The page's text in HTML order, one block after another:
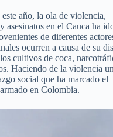
año, la ola de violencia,
asesinatos en el Cauca ha
de diferentes
ocurren a causa de su
cultivos de coca,
Haciendo de la violencia
social que ha marcado el
en Colombia.